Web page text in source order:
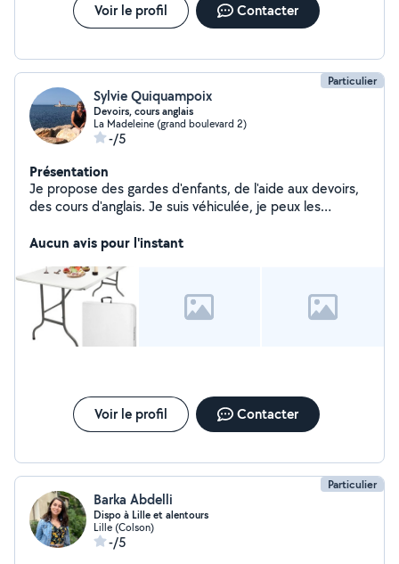
Voir le profil Contacter
Particulier
Sylvie Quiquampoix
Devoirs, cours anglais
La Madeleine (grand boulevard 2)
-/5
Présentation
Je propose des gardes d'enfants, de l'aide aux devoirs,
des cours d'anglais. Je suis véhiculée, je peux les
journée du mercredi. Ponctuellement, d'autres jours
douce.
Aucun avis pour l'instant
Voir le profil Contacter
Particulier
Barka Abdelli
Dispo à Lille et alentours
Lille (Colson)
-/5